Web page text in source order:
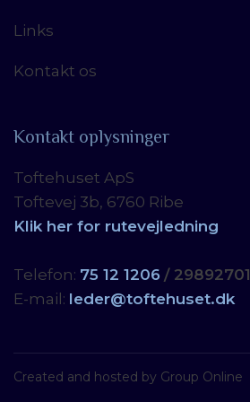
Links
Kontakt os
Kontakt oplysninger
Toftehuset ApS
Toftevej 3b, 6760 Ribe
Klik her for rutevejledning
Telefon: 75 12 1206 / 29892701
E-mail: leder@toftehuset.dk
Created and hosted by Group Online